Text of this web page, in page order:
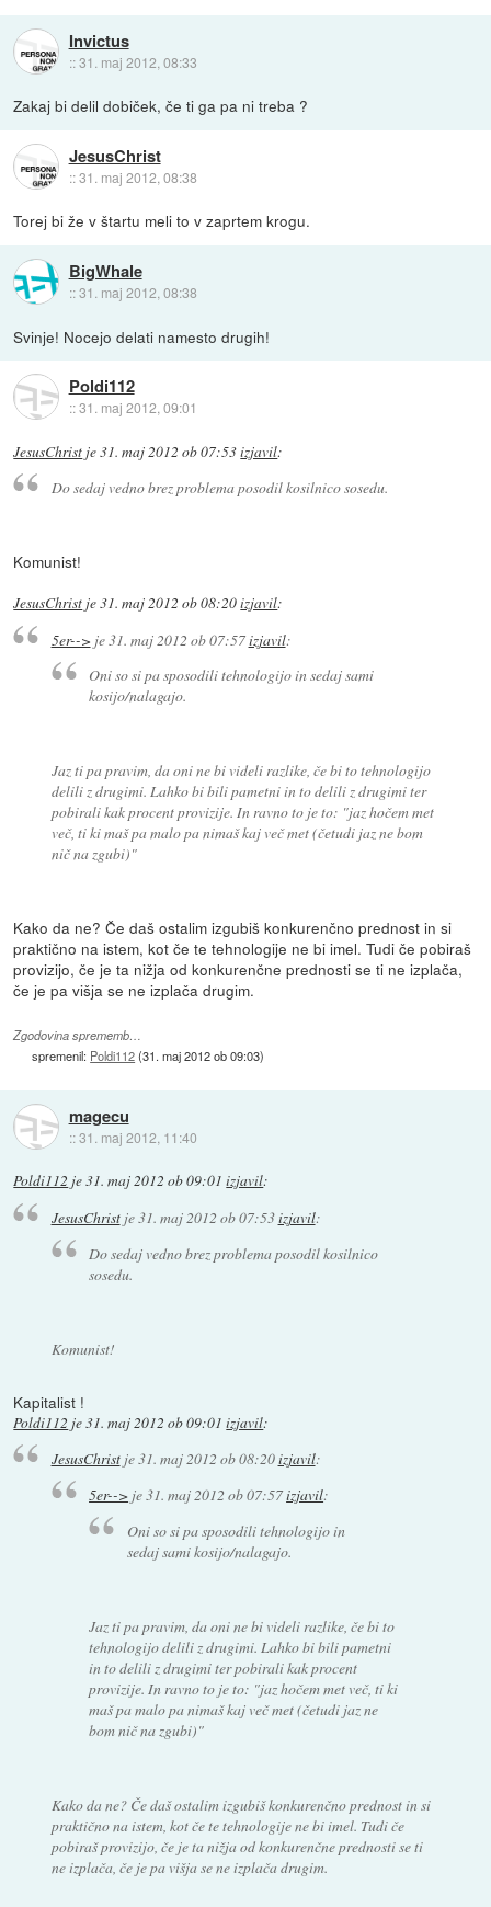
Invictus
::31. maj 2012, 08:33
Zakaj bi delil dobiček, če ti ga pa ni treba ?
JesusChrist
::31. maj 2012, 08:38
Torej bi že v štartu meli to v zaprtem krogu.
BigWhale
::31. maj 2012, 08:38
Svinje! Nocejo delati namesto drugih!
Poldi112
::31. maj 2012, 09:01
JesusChrist je31. maj 2012 ob 07:53izjavil:
Do sedaj vedno brez problema posodil kosilnico sosedu.
Komunist!
JesusChrist je31. maj 2012 ob 08:20izjavil:
5er--> je31. maj 2012 ob 07:57izjavil:
Oni so si pa sposodili tehnologijo in sedaj sami
kosijo/nalagajo.
Jaz ti pa pravim, da oni ne bi videli razlike, če bi to tehnologijo
delili z drugimi. Lahko bi bili pametni in to delili z drugimi ter
pobirali kak procent provizije. In ravno to je to: "jaz hočem met
več, ti ki maš pa malo pa nimaš kaj več met (četudi jaz ne bom
nič na zgubi)"
Kako da ne? Če daš ostalim izgubiš konkurenčno prednost in si
praktično na istem, kot če te tehnologije ne bi imel. Tudi če pobiraš
provizijo, če je ta nižja od konkurenčne prednosti se ti ne izplača,
če je pa višja se ne izplača drugim.
Zgodovina sprememb…
spremenil: Poldi112(31. maj 2012 ob 09:03)
magecu
::31. maj 2012, 11:40
Poldi112 je31. maj 2012 ob 09:01 izjavil:
JesusChristje31. maj 2012 ob 07:53izjavil:
Do sedaj vedno brez problema posodil kosilnico
sosedu.
Komunist!
Kapitalist !
Poldi112 je31. maj 2012 ob 09:01 izjavil:
JesusChristje31. maj 2012 ob 08:20izjavil:
5er--> je31. maj 2012 ob 07:57izjavil:
Oni so si pa sposodili tehnologijo in
sedaj sami kosijo/nalagajo.
Jaz ti pa pravim, da oni ne bi videli razlike, če bi to
tehnologijo delili z drugimi. Lahko bi bili pametni
in to delili z drugimi ter pobirali kak procent
provizije. In ravno to je to: "jaz hočem met več, ti ki
maš pa malo pa nimaš kaj več met (četudi jaz ne
bom nič na zgubi)"
Kako da ne? Če daš ostalim izgubiš konkurenčno prednost in si
praktično na istem, kot če te tehnologije ne bi imel. Tudi če
pobiraš provizijo, če je ta nižja od konkurenčne prednosti se ti
ne izplača, če je pa višja se ne izplača drugim.